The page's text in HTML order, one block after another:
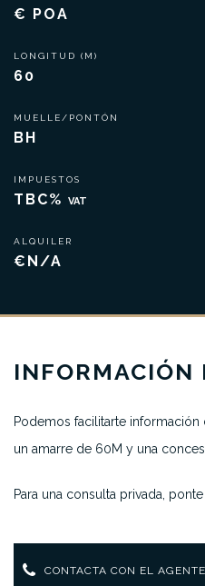
€ POA
LONGITUD (M)
60
MUELLE/PONTÓN
BH
IMPUESTOS
TBC% VAT
ALQUILER
€N/A
INFORMACIÓN
Podemos facilitarte
un amarre de 60M y una
Para una consulta privada,
CONTACTA CON EL AGENTE